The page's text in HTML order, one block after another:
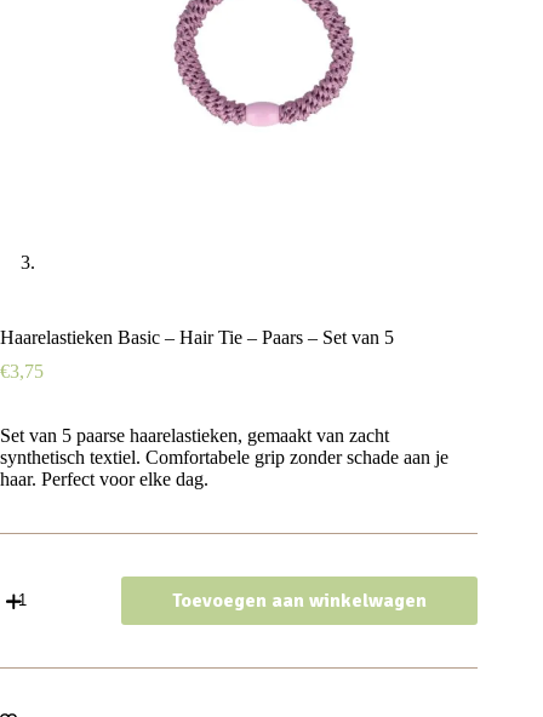
Haarelastieken Basic – Hair Tie – Paars – Set van 5
€3,75
Set van 5 paarse haarelastieken, gemaakt van zacht
synthetisch textiel. Comfortabele grip zonder schade aan je
haar. Perfect voor elke dag.
Basic
Tie
Toevoegen aan winkelwagen